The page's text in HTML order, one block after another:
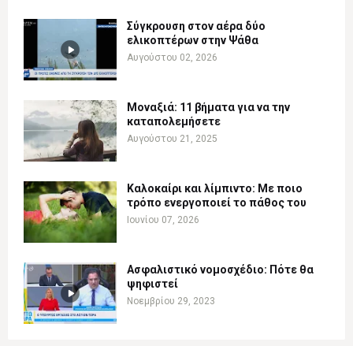
Σύγκρουση στον αέρα δύο
ελικοπτέρων στην Ψάθα
Αυγούστου 02, 2026
Μοναξιά: 11 βήματα για να την
καταπολεμήσετε
Αυγούστου 21, 2025
Καλοκαίρι και λίμπιντο: Με ποιο
τρόπο ενεργοποιεί το πάθος του
Ιουνίου 07, 2026
Ασφαλιστικό νομοσχέδιο: Πότε θα
ψηφιστεί
Νοεμβρίου 29, 2023